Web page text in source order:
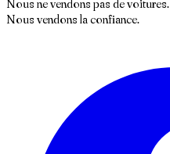
Nous ne vendons pas de voitures.
Nous vendons la confiance.